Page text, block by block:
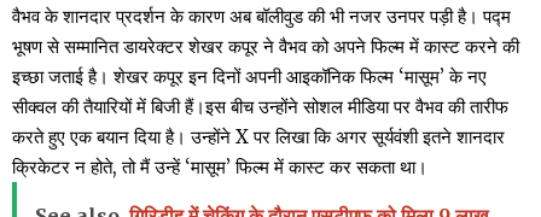
वैभव के शानदार प्रदर्शन के कारण अब बॉलीवुड की भी नजर उनपर पड़ी है। पद्म
भूषण से सम्मानित डायरेक्टर शेखर कपूर ने वैभव को अपने फिल्म में कास्ट करने की
इच्छा जताई है। शेखर कपूर इन दिनों अपनी आइकॉनिक फिल्म ‘मासूम’ के नए
सीक्वल की तैयारियों में बिजी हैं।इस बीच उन्होंने सोशल मीडिया पर वैभव की तारीफ
करते हुए एक बयान दिया है। उन्होंने X पर लिखा कि अगर सूर्यवंशी इतने शानदार
क्रिकेटर न होते, तो मैं उन्हें ‘मासूम’ फिल्म में कास्ट कर सकता था।